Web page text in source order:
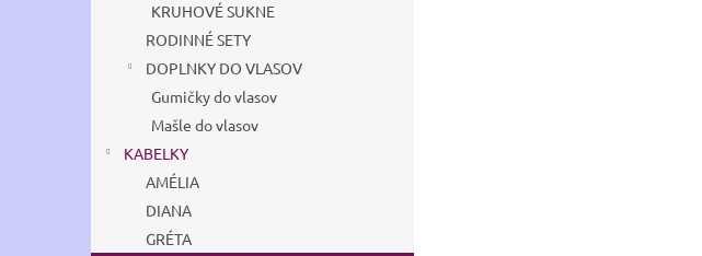
KRUHOVÉ SUKNE
RODINNÉ SETY
DOPLNKY DO VLASOV
Gumičky do vlasov
Mašle do vlasov
KABELKY
AMÉLIA
DIANA
GRÉTA